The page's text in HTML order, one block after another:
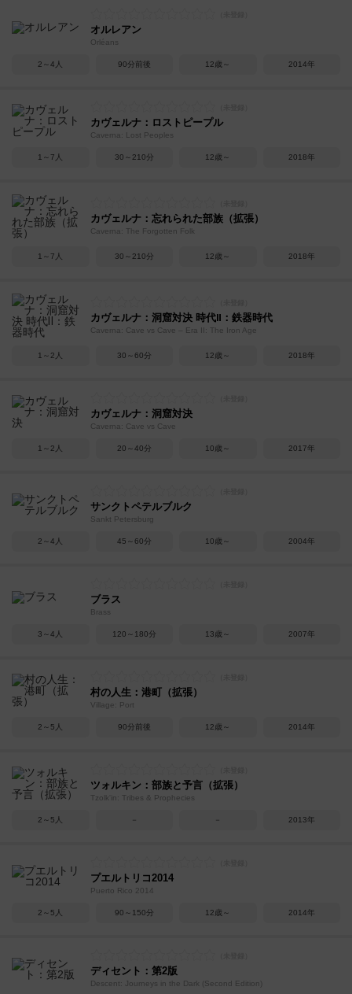
オルレアン
Orléans
2～4人 90分前後 12歳～ 2014年
カヴェルナ：ロストピープル
Caverna: Lost Peoples
1～7人 30～210分 12歳～ 2018年
カヴェルナ：忘れられた部族（拡張）
Caverna: The Forgotten Folk
1～7人 30～210分 12歳～ 2018年
カヴェルナ：洞窟対決 時代Ⅱ：鉄器時代
Caverna: Cave vs Cave – Era II: The Iron Age
1～2人 30～60分 12歳～ 2018年
カヴェルナ：洞窟対決
Caverna: Cave vs Cave
1～2人 20～40分 10歳～ 2017年
サンクトペテルブルク
Sankt Petersburg
2～4人 45～60分 10歳～ 2004年
ブラス
Brass
3～4人 120～180分 13歳～ 2007年
村の人生：港町（拡張）
Village: Port
2～5人 90分前後 12歳～ 2014年
ツォルキン：部族と予言（拡張）
Tzolk'in: Tribes & Prophecies
2～5人 － － 2013年
プエルトリコ2014
Puerto Rico 2014
2～5人 90～150分 12歳～ 2014年
ディセント：第2版
Descent: Journeys in the Dark (Second Edition)